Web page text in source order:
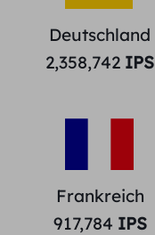
Deutschland
2,358,742 IPS
Frankreich
917,784 IPS